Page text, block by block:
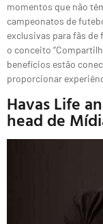
momentos que não
campeonatos de
exclusivas para fãs de
o conceito
benefícios estão
proporcionar
Havas Life
head de